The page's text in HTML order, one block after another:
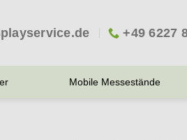
+49 6227
Mobile Messestände